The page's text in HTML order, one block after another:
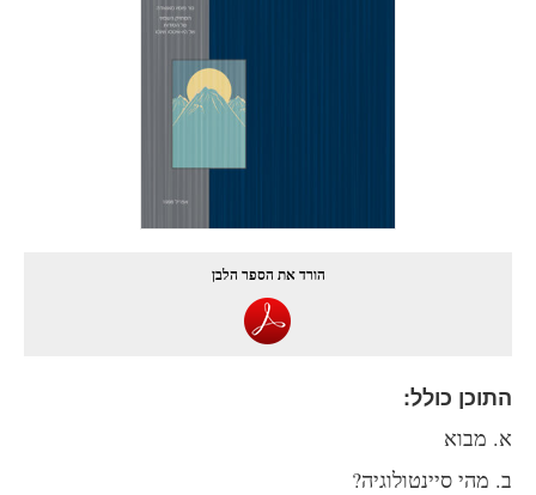
הורד את הספר הלבן
כולל:
מבוא
מהי סיינטולוגיה?